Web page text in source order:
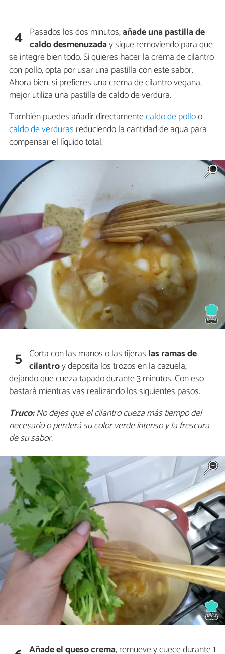
4 Pasados los dos minutos,añade una pastilla de
caldo desmenuzaday sigue removiendo para que
se integre bien todo. Si quieres hacer la crema de cilantro
con pollo, opta por usar una pastilla con este sabor.
Ahora bien, si prefieres una crema de cilantro vegana,
mejor utiliza una pastilla de caldo de verdura.
También puedes añadir directamentecaldo de polloo
caldo de verduras reduciendo la cantidad de agua para
compensar el líquido total.
5 Corta con las manos o las tijeras las ramas de
cilantroy deposita los trozos en la cazuela,
dejando que cueza tapado durante 3 minutos. Con eso
bastará mientras vas realizando los siguientes pasos.
Truco:No dejes que el cilantro cueza más tiempo del
necesario o perderá su color verde intenso y la frescura
de su sabor.
Añade el queso crema, remueve y cuece durante 1